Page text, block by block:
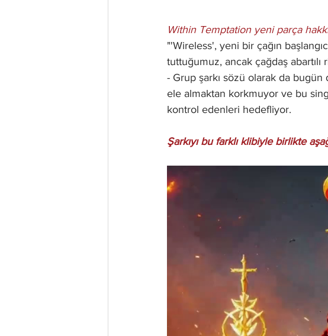
Within Temptation yeni parça
"'Wireless', yeni bir çağın
tuttuğumuz, ancak çağdaş
- Grup şarkı sözü olarak da
ele almaktan korkmuyor ve bu
kontrol edenleri hedefliyor.
Şarkıyı bu farklı klibiyle birlikte